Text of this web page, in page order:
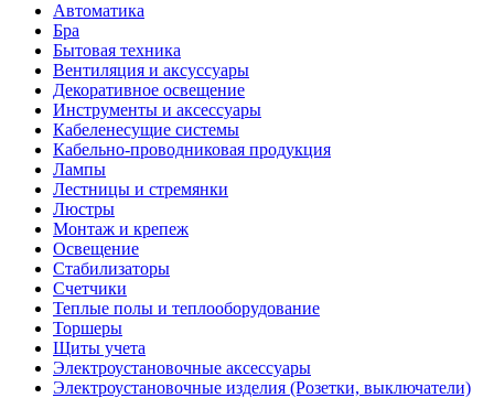
Автоматика
Бра
Бытовая техника
Вентиляция и аксуссуары
Декоративное освещение
Инструменты и аксессуары
Кабеленесущие системы
Кабельно-проводниковая продукция
Лампы
Лестницы и стремянки
Люстры
Монтаж и крепеж
Освещение
Стабилизаторы
Счетчики
Теплые полы и теплооборудование
Торшеры
Щиты учета
Электроустановочные аксессуары
Электроустановочные изделия (Розетки, выключатели)